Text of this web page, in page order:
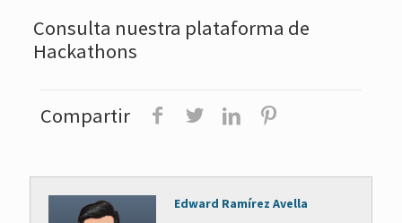
Consulta nuestra plataforma de
Hackathons
Compartir
Edward Ramírez Avella